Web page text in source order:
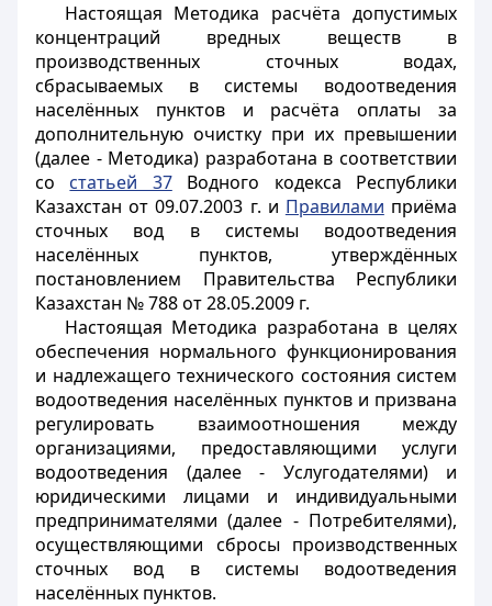
Настоящая Методика расчёта допустимых
концентраций вредных веществ в
производственных сточных водах,
сбрасываемых в системы водоотведения
населённых пунктов и расчёта оплаты за
дополнительную очистку при их превышении
(далее - Методика) разработана в соответствии
со статьей 37Водного кодекса Республики
Казахстан от 09.07.2003 г. и Правилами приёма
сточных вод в системы водоотведения
населённых пунктов, утверждённых
постановлением Правительства Республики
Казахстан № 788 от 28.05.2009 г.
Настоящая Методика разработана в целях
обеспечения нормального функционирования
и надлежащего технического состояния систем
водоотведения населённых пунктов и призвана
регулировать взаимоотношения между
организациями, предоставляющими услуги
водоотведения (далее - Услугодателями) и
юридическими лицами и индивидуальными
предпринимателями (далее - Потребителями),
осуществляющими сбросы производственных
сточных вод в системы водоотведения
населённых пунктов.